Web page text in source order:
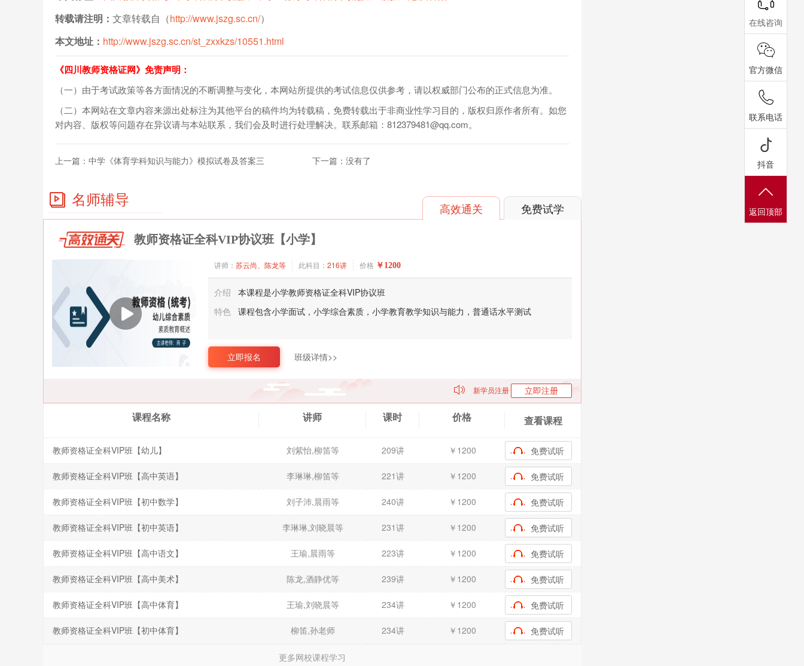
转载请注明： 文章转载自（http://www.jszg.sc.cn/）
本文地址： http://www.jszg.sc.cn/st_zxxkzs/10551.html
《四川教师资格证网》免责声明：
（一）由于考试政策等各方面情况的不断调整与变化，本网站所提供的考试信息仅供参考，请以权威部门公布的正式信息为准。
（二）本网站在文章内容来源出处标注为其他平台的稿件均为转载稿，免费转载出于非商业性学习目的，版权归原作者所有。如您
对内容、版权等问题存在异议请与本站联系，我们会及时进行处理解决。联系邮箱：812379481@qq.com。
上一篇： 中学《体育学科知识与能力》模拟试卷及答案三 下一篇：没有了
名师辅导
高效通关 免费试学
教师资格证全科VIP协议班【小学】
讲师： 苏云尚、陈龙等 此科目： 216讲 价格 ￥1200
介绍
本课程是小学教师资格证全科VIP协议班
特色 课程包含小学面试，小学综合素质，小学教育教学知识与能力，普通话水平测试
立即报名 班级详情>>
新学员注册 立即注册
课程名称 讲师 课时 价格 查看课程
教师资格证全科VIP班【幼儿】 刘紫怡,柳笛等 209讲 ￥1200 免费试听
教师资格证全科VIP班【高中英语】 李琳琳,柳笛等 221讲 ￥1200 免费试听
教师资格证全科VIP班【初中数学】 刘子沛,晨雨等 240讲 ￥1200 免费试听
教师资格证全科VIP班【初中英语】 李琳琳,刘晓晨等 231讲 ￥1200 免费试听
教师资格证全科VIP班【高中语文】 王瑜,晨雨等 223讲 ￥1200 免费试听
教师资格证全科VIP班【高中美术】 陈龙,酒静优等 239讲 ￥1200 免费试听
教师资格证全科VIP班【高中体育】 王瑜,刘晓晨等 234讲 ￥1200 免费试听
教师资格证全科VIP班【初中体育】 柳笛,孙老师 234讲 ￥1200 免费试听
更多网校课程学习
在线咨询
官方微信
联系电话
抖音
返回顶部